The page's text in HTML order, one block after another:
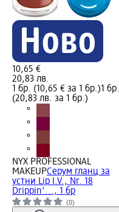
10,65 €
20,83 лв.
1 бр. (10,65 € за 1 бр.)1 бр.
(20,83 лв. за 1 бр.)
NYX PROFESSIONAL
MAKEUPСерум гланц за
устни Lip I.V., Nr. 18
Drippin'..., 1 бр
(0)